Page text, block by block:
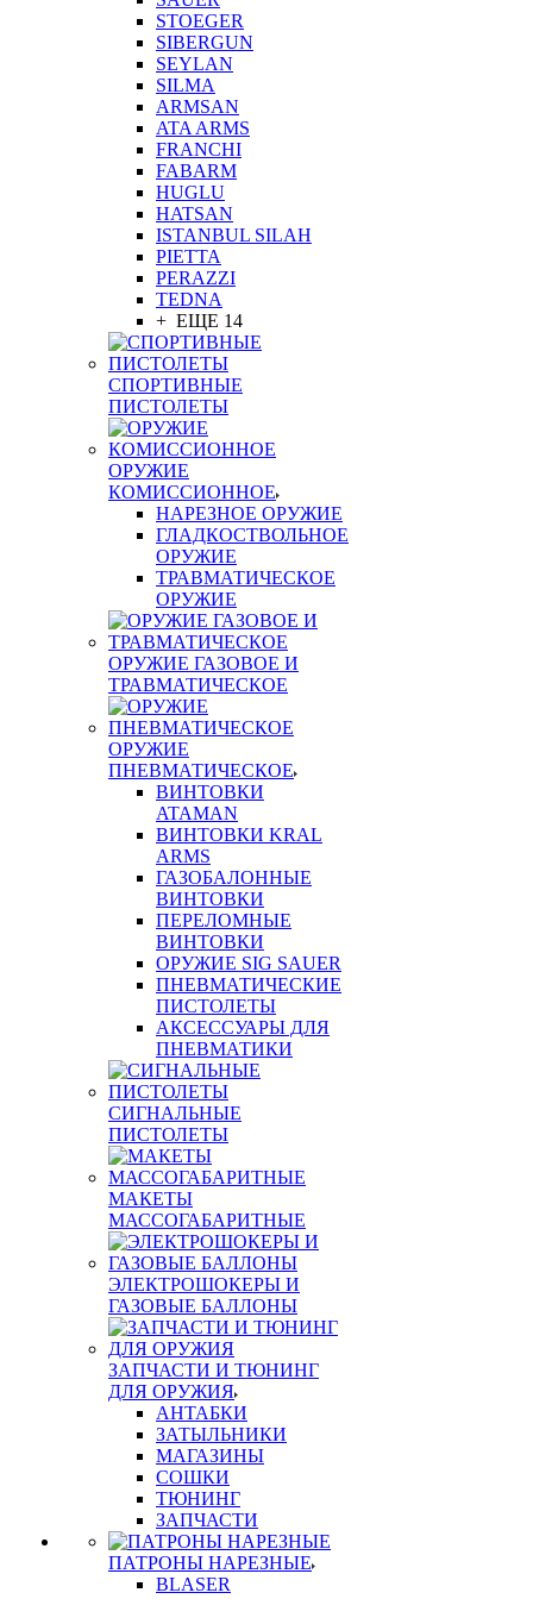
STOEGER
SIBERGUN
SEYLAN
SILMA
ARMSAN
ATA ARMS
FRANCHI
FABARM
HUGLU
HATSAN
ISTANBUL SILAH
PIETTA
PERAZZI
TEDNA
+ ЕЩЕ 14
СПОРТИВНЫЕ
ПИСТОЛЕТЫ
ОРУЖИЕ
КОМИССИОННОЕ
НАРЕЗНОЕ ОРУЖИЕ
ГЛАДКОСТВОЛЬНОЕ
ОРУЖИЕ
ТРАВМАТИЧЕСКОЕ
ОРУЖИЕ
ОРУЖИЕ ГАЗОВОЕ И
ТРАВМАТИЧЕСКОЕ
ОРУЖИЕ
ПНЕВМАТИЧЕСКОЕ
ВИНТОВКИ
ATAMAN
ВИНТОВКИ KRAL
ARMS
ГАЗОБАЛОННЫЕ
ВИНТОВКИ
ПЕРЕЛОМНЫЕ
ВИНТОВКИ
ОРУЖИЕ SIG SAUER
ПНЕВМАТИЧЕСКИЕ
ПИСТОЛЕТЫ
АКСЕССУАРЫ ДЛЯ
ПНЕВМАТИКИ
СИГНАЛЬНЫЕ
ПИСТОЛЕТЫ
МАКЕТЫ
МАССОГАБАРИТНЫЕ
ЭЛЕКТРОШОКЕРЫ И
ГАЗОВЫЕ БАЛЛОНЫ
ЗАПЧАСТИ И ТЮНИНГ
ДЛЯ ОРУЖИЯ
АНТАБКИ
ЗАТЫЛЬНИКИ
МАГАЗИНЫ
СОШКИ
ТЮНИНГ
ЗАПЧАСТИ
ПАТРОНЫ НАРЕЗНЫЕ
BLASER